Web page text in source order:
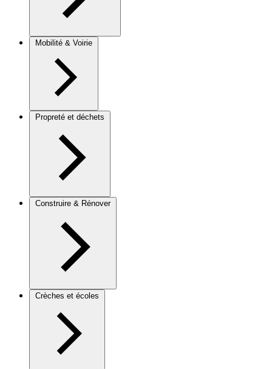
Mobilité & Voirie
Propreté et déchets
Construire & Rénover
Crèches et écoles